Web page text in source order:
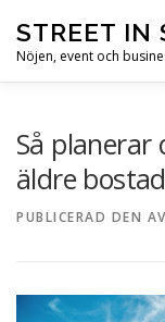
STREET IN
Nöjen, event och
Så
äldre
PUBLICERAD DEN AV